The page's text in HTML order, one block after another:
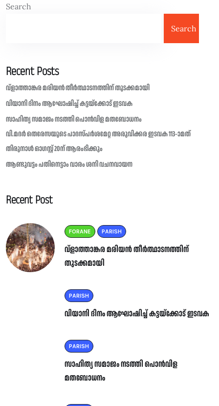
Search
Search
Recent Posts
വ്ളാത്താങ്കര മരിയൻ തീർത്ഥാടനത്തിന് തുടക്കമായി
വിയാനി ദിനം ആഘോഷിച്ച് കട്ടയ്ക്കോട് ഇടവക
സാഹിത്യ സമാജം നടത്തി പൊൻവിള മതബോധനം
വി.മദർ തെരേസയുടെ പാദസ്പർശമേറ്റ അരുവിക്കര ഇടവക 113-ാമത്
തിരുനാൾ ഓഗസ്റ്റ് 20ന് ആരംഭിക്കും
ആണ്ടുവട്ടം പതിനെട്ടാം വാരം ശനി വചനവായന
Recent Post
FORANE PARISH
വ്ളാത്താങ്കര മരിയൻ തീർത്ഥാടനത്തിന്
തുടക്കമായി
PARISH
വിയാനി ദിനം ആഘോഷിച്ച് കട്ടയ്ക്കോട് ഇടവക
PARISH
സാഹിത്യ സമാജം നടത്തി പൊൻവിള
മതബോധനം